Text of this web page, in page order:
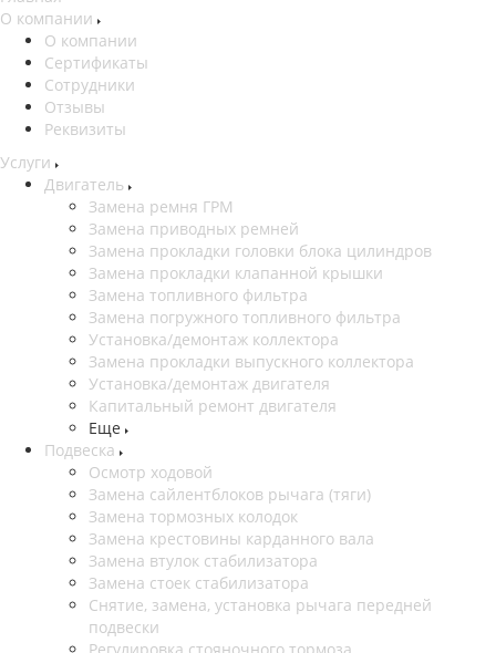
О компании
О компании
Сертификаты
Сотрудники
Отзывы
Реквизиты
Услуги
Двигатель
Замена ремня ГРМ
Замена приводных ремней
Замена прокладки головки блока цилиндров
Замена прокладки клапанной крышки
Замена топливного фильтра
Замена погружного топливного фильтра
Установка/демонтаж коллектора
Замена прокладки выпускного коллектора
Установка/демонтаж двигателя
Капитальный ремонт двигателя
Еще
Подвеска
Осмотр ходовой
Замена сайлентблоков рычага (тяги)
Замена тормозных колодок
Замена крестовины карданного вала
Замена втулок стабилизатора
Замена стоек стабилизатора
Снятие, замена, установка рычага передней
подвески